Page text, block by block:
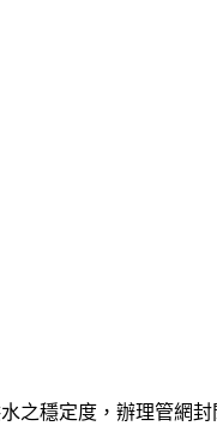
之穩定度，辦理管網